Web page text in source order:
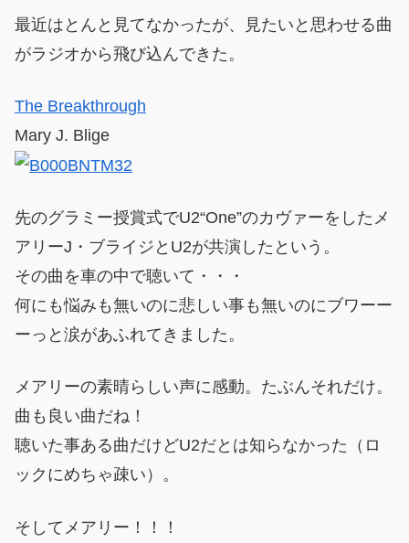
最近はとんと見てなかったが、見たいと思わせる曲
がラジオから飛び込んできた。
The Breakthrough
Mary J. Blige
先のグラミー授賞式でU2“One”のカヴァーをしたメ
アリーJ・ブライジとU2が共演したという。
その曲を車の中で聴いて・・・
何にも悩みも無いのに悲しい事も無いのにブワーー
ーっと涙があふれてきました。
メアリーの素晴らしい声に感動。たぶんそれだけ。
曲も良い曲だね！
聴いた事ある曲だけどU2だとは知らなかった（ロ
ックにめちゃ疎い）。
そしてメアリー！！！